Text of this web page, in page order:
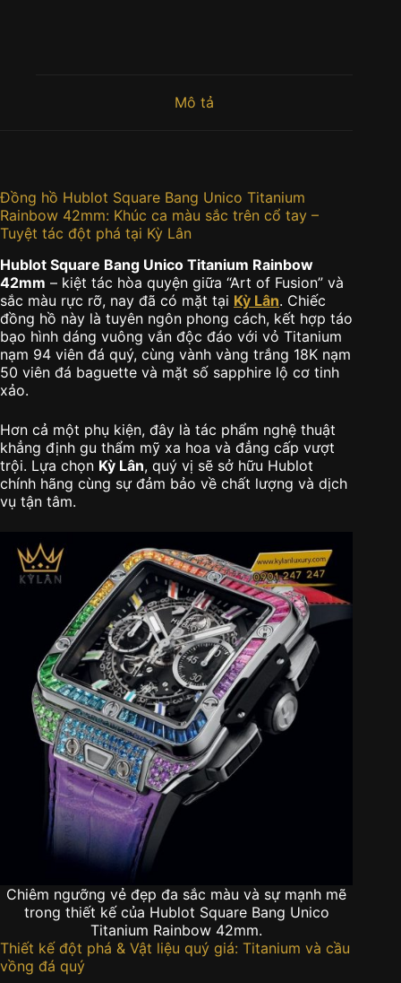
Mô tả
Đồng hồ Hublot Square Bang Unico Titanium
Rainbow 42mm: Khúc ca màu sắc trên cổ tay –
Tuyệt tác đột phá tại Kỳ Lân
Hublot Square Bang Unico Titanium Rainbow
42mm – kiệt tác hòa quyện giữa “Art of Fusion” và
sắc màu rực rỡ, nay đã có mặt tại Kỳ Lân. Chiếc
đồng hồ này là tuyên ngôn phong cách, kết hợp táo
bạo hình dáng vuông vắn độc đáo với vỏ Titanium
nạm 94 viên đá quý, cùng vành vàng trắng 18K nạm
50 viên đá baguette và mặt số sapphire lộ cơ tinh
xảo.
Hơn cả một phụ kiện, đây là tác phẩm nghệ thuật
khẳng định gu thẩm mỹ xa hoa và đẳng cấp vượt
trội. Lựa chọn Kỳ Lân, quý vị sẽ sở hữu Hublot
chính hãng cùng sự đảm bảo về chất lượng và dịch
vụ tận tâm.
Chiêm ngưỡng vẻ đẹp đa sắc màu và sự mạnh mẽ
trong thiết kế của Hublot Square Bang Unico
Titanium Rainbow 42mm.
Thiết kế đột phá & Vật liệu quý giá: Titanium và cầu
vồng đá quý